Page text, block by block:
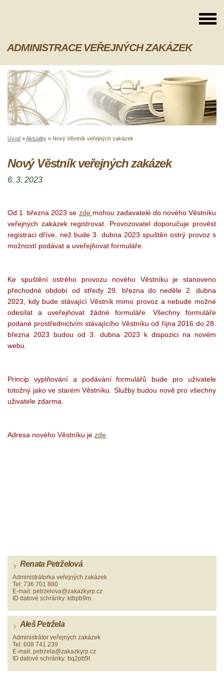
ADMINISTRACE VEŘEJNÝCH ZAKÁZEK
Úvod »Aktuality » Nový Věstník veřejných zakázek
Nový Věstník veřejných zakázek
6. 3. 2023
Od 1. března 2023 se zde mohou zadavatelé do nového Věstníku
veřejných zakázek registrovat. Provozovatel doporučuje provést
registraci dříve, než bude 3. dubna 2023 spuštěn ostrý provoz s
možností podávat a uveřejňovat formuláře.
Ke spuštění ostrého provozu nového Věstníku je stanoveno
přechodné období od středy 29. března do neděle 2. dubna
2023, kdy bude stávající Věstník mimo provoz a nebude možné
odesílat a uveřejňovat žádné formuláře. Všechny formuláře
podané prostřednictvím stávajícího Věstníku od října 2016 do 28.
března 2023 budou od 3. dubna 2023 k dispozici na novém
webu.
Princip vyplňování a podávání formulářů bude pro uživatele
totožný jako ve starém Věstníku. Služby budou nově pro všechny
uživatele zdarma.
Adresa nového Věstníku je zde.
Renata Petrželová
Administrátorka veřejných zakázek
Tel: 736 701 880
E-mail: petrzelova@zakazkyrp.cz
ID datové schránky: kibpb9m
Aleš Petržela
Administrátor veřejných zakázek
Tel: 608 741 239
E-mail: petrzela@zakazkyrp.cz
ID datové schránky: bq2pb9t